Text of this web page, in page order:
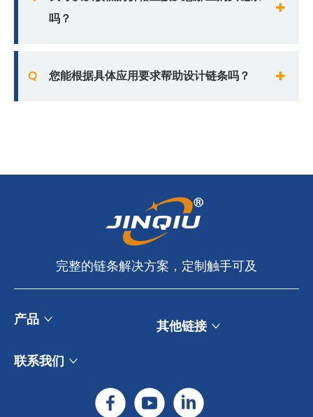
吗？
Q 您能根据具体应用要求帮助设计链条吗？
完整的链条解决​​方案，定制触手可及​​​​​​​
产品 其他链接
联系我们